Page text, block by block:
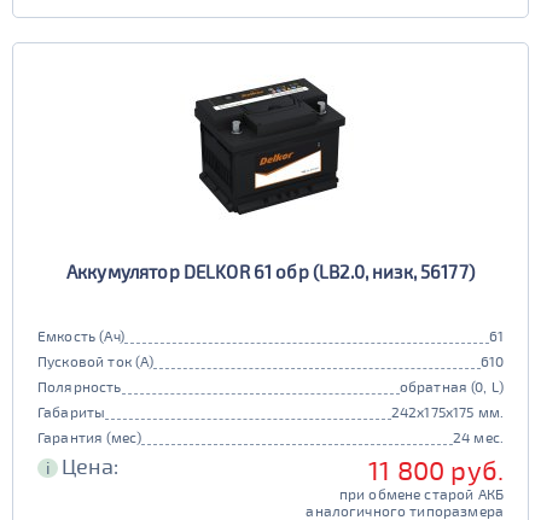
Аккумулятор DELKOR 61 обр (LB2.0, низк, 56177)
Емкость (Ач)
61
Пусковой ток (А)
610
Полярность
обратная (0, L)
Габариты
242x175x175 мм.
Гарантия (мес)
24 мес.
i Цена: 11 800 руб.
при обмене старой АКБ
аналогичного типоразмера